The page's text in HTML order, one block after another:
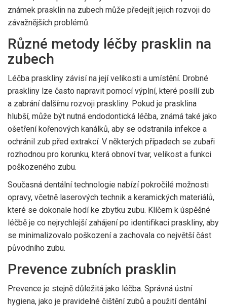
známek prasklin na zubech může předejít jejich rozvoji do
závažnějších problémů.
Různé metody léčby prasklin na
zubech
Léčba praskliny závisí na její velikosti a umístění. Drobné
praskliny lze často napravit pomocí výplní, které posílí zub
a zabrání dalšímu rozvoji praskliny. Pokud je prasklina
hlubší, může být nutná endodontická léčba, známá také jako
ošetření kořenových kanálků, aby se odstranila infekce a
ochránil zub před extrakcí. V některých případech se zubaři
rozhodnou pro korunku, která obnoví tvar, velikost a funkci
poškozeného zubu.
Současná dentální technologie nabízí pokročilé možnosti
opravy, včetně laserových technik a keramických materiálů,
které se dokonale hodí ke zbytku zubu. Klíčem k úspěšné
léčbě je co nejrychlejší zahájení po identifikaci praskliny, aby
se minimalizovalo poškození a zachovala co největší část
původního zubu.
Prevence zubních prasklin
Prevence je stejně důležitá jako léčba. Správná ústní
hygiena, jako je pravidelné čištění zubů a použití dentální